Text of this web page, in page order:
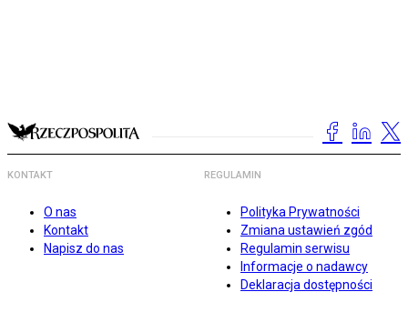
KONTAKT
O nas
Kontakt
Napisz do nas
REGULAMIN
Polityka Prywatności
Zmiana ustawień zgód
Regulamin serwisu
Informacje o nadawcy
Deklaracja dostępności